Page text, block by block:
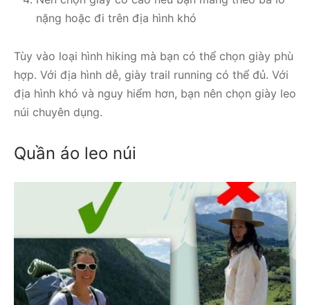
nặng hoặc đi trên địa hình khó
Tùy vào loại hình hiking mà bạn có thể chọn giày phù
hợp. Với địa hình dễ, giày trail running có thể đủ. Với
địa hình khó và nguy hiểm hơn, bạn nên chọn giày leo
núi chuyên dụng.
Quần áo leo núi